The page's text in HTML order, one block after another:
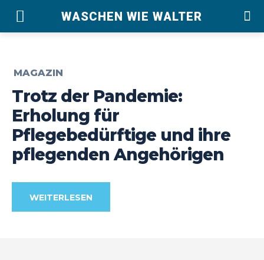
WASCHEN WIE WALTER
MAGAZIN
Trotz der Pandemie:
Erholung für
Pflegebedürftige und ihre
pflegenden Angehörigen
WEITERLESEN